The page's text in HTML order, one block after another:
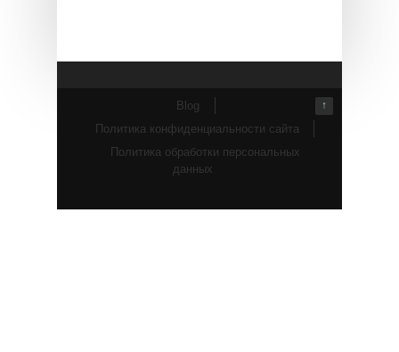
↑
Blog
Политика конфиденциальности сайта
Политика обработки персональных
данных